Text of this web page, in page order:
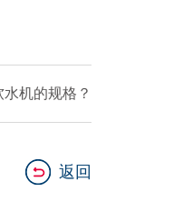
机的规格？
返回